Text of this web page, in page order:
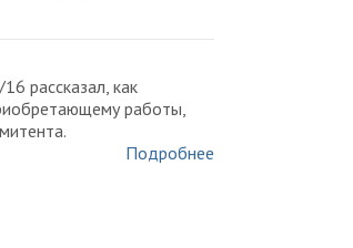
рассказал, как
работы,
Подробнее